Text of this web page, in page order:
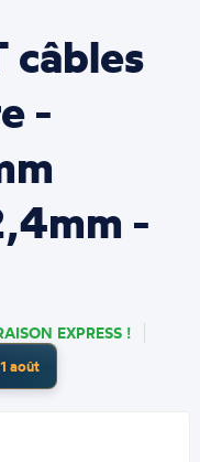
câbles
-
-
EXPRESS !
août